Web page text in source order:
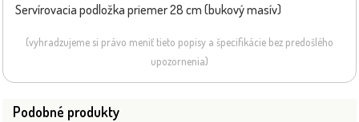
Servírovacia podložka priemer 28 cm (bukový masív)
(vyhradzujeme si právo meniť tieto popisy a špecifikácie bez predošlého
upozornenia)
Podobné produkty